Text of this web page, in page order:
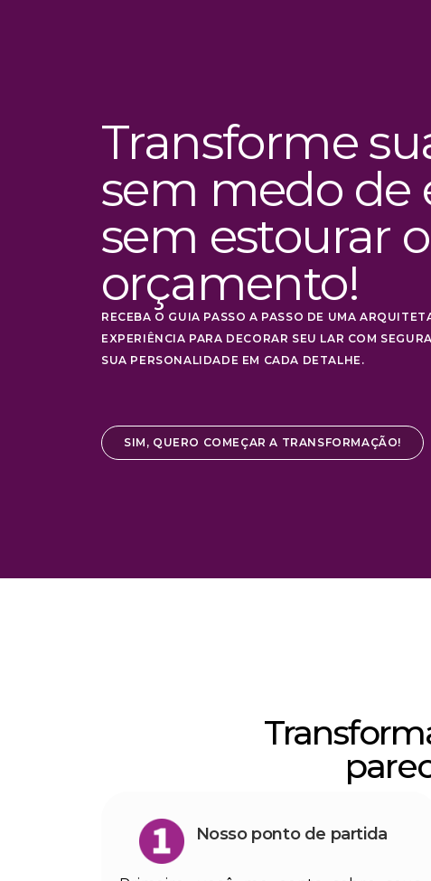
Transforme
sem medo de
sem estourar o
orçamento!
RECEBA O GUIA PASSO A PASSO DE UMA
EXPERIÊNCIA PARA DECORAR SEU LAR COM
SUA PERSONALIDADE EM CADA DETALHE.
SIM, QUERO COMEÇAR A TRANSFORMAÇÃO!
Nosso ponto de partida